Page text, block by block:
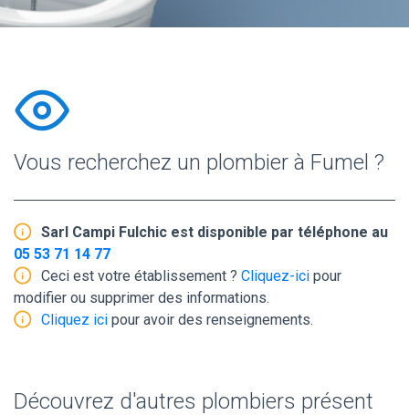
Vous recherchez un plombier à Fumel ?
Sarl Campi Fulchic est disponible par téléphone au
05 53 71 14 77
Ceci est votre établissement ? Cliquez-ici pour
modifier ou supprimer des informations.
Cliquez ici pour avoir des renseignements.
Découvrez d'autres plombiers présent